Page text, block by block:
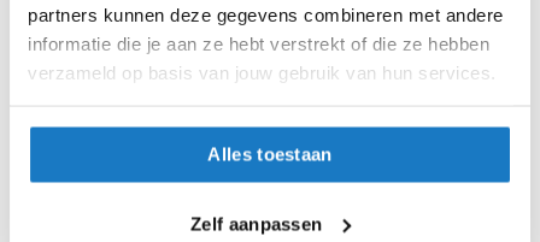
partners kunnen deze gegevens combineren met andere
informatie die je aan ze hebt verstrekt of die ze hebben
verzameld op basis van jouw gebruik van hun services.
Alles toestaan
Zelf aanpassen
l
m
e
i
de winkel.
Alles naar tevredenheid? Betaal in de winkel.